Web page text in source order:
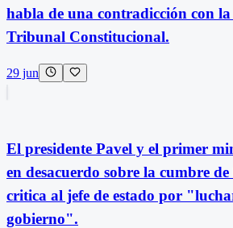
habla de una contradicción con la
Tribunal Constitucional.
29 jun
El presidente Pavel y el primer
en desacuerdo sobre la cumbre
critica al jefe de estado por
gobierno".